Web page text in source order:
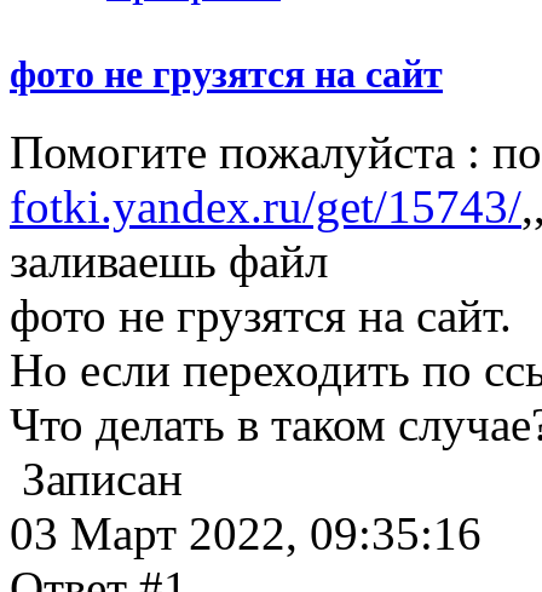
фото не грузятся на сайт
Помогите пожалуйста :
fotki.yandex.ru/get/15743/
заливаешь файл
фото не грузятся на сайт.
Но если переходить по
Что делать в таком
Записан
03 Март 2022, 09:35:16